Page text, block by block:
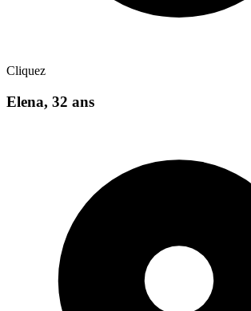
Cliquez
Elena, 32 ans